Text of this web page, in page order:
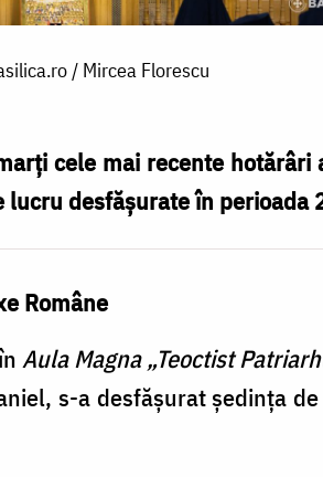
/ Mircea Florescu
cele mai recente hotărâri
desfășurate în
Române
Aula Magna „Teoctist
s-a desfășurat ședința